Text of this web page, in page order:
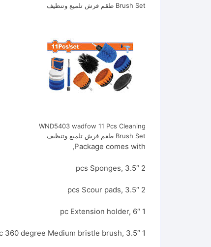
Brush Set طقم فرش تلميع وتنظيف
WND5403 wadfow 11 Pcs Cleaning
Brush Set طقم فرش تلميع وتنظيف
Package comes with,
2 pcs Sponges, 3.5″
2 pcs Scour pads, 3.5″
1 pc Extension holder, 6″
1 pc 360 degree Medium bristle brush, 3.5″